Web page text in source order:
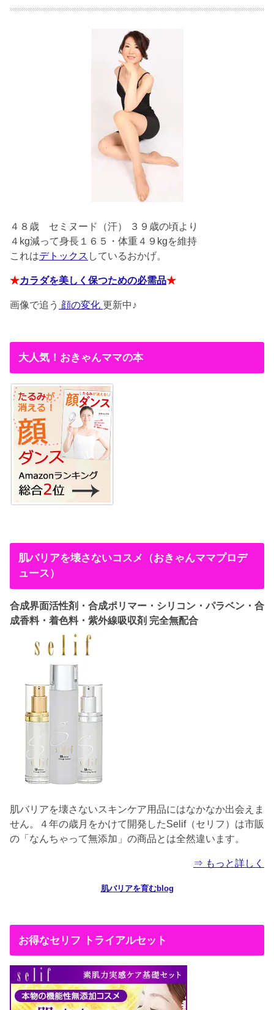
４８歳 セミヌード（汗） ３９歳の頃より
４kg減って身長１６５・体重４９kgを維持
これはデトックス しているおかげ。
★カラダを美しく保つための必需品★
画像で追う 顔の変化 更新中♪
大人気！おきゃんママの本
肌バリアを壊さないコスメ（おきゃんママプロデ
ュース）
合成界面活性剤・合成ポリマー・シリコン・パラベン・合
成香料・着色料・紫外線吸収剤 完全無配合
肌バリアを壊さないスキンケア用品にはなかなか出会えま
せん。４年の歳月をかけて開発したSelif（セリフ）は市販
の「なんちゃって無添加」の商品とは全然違います。
⇒ もっと詳しく
肌バリアを育むblog
お得なセリフ トライアルセット